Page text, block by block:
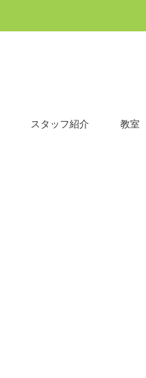
スタッフ紹介 教室